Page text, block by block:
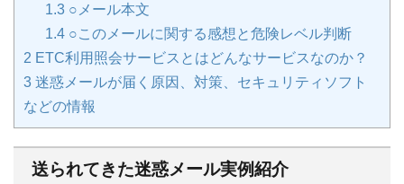
1.3 ○メール本文
1.4 ○このメールに関する感想と危険レベル判断
2 ETC利用照会サービスとはどんなサービスなのか？
3 迷惑メールが届く原因、対策、セキュリティソフト
などの情報
送られてきた迷惑メール実例紹介